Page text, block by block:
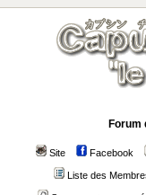
Forum
Site Facebook
Liste des